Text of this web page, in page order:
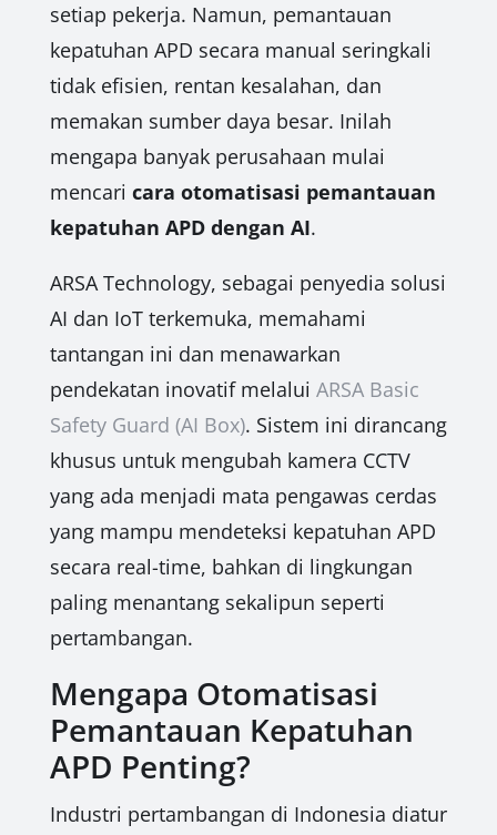
setiap pekerja. Namun, pemantauan
kepatuhan APD secara manual seringkali
tidak efisien, rentan kesalahan, dan
memakan sumber daya besar. Inilah
mengapa banyak perusahaan mulai
mencari cara otomatisasi pemantauan
kepatuhan APD dengan AI.
ARSA Technology, sebagai penyedia solusi
AI dan IoT terkemuka, memahami
tantangan ini dan menawarkan
pendekatan inovatif melalui ARSA Basic
Safety Guard (AI Box). Sistem ini dirancang
khusus untuk mengubah kamera CCTV
yang ada menjadi mata pengawas cerdas
yang mampu mendeteksi kepatuhan APD
secara real-time, bahkan di lingkungan
paling menantang sekalipun seperti
pertambangan.
Mengapa Otomatisasi
Pemantauan Kepatuhan
APD Penting?
Industri pertambangan di Indonesia diatur